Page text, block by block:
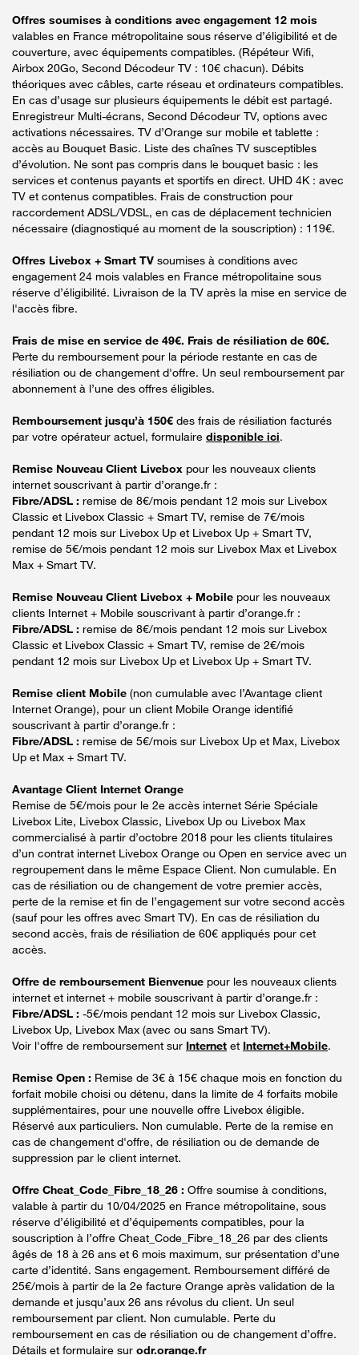
Offres soumises à conditions avec engagement 12 mois
valables en France métropolitaine sous réserve d’éligibilité et de
couverture, avec équipements compatibles. (Répéteur Wifi,
Airbox 20Go, Second Décodeur TV : 10€ chacun). Débits
théoriques avec câbles, carte réseau et ordinateurs compatibles.
En cas d’usage sur plusieurs équipements le débit est partagé.
Enregistreur Multi-écrans, Second Décodeur TV, options avec
activations nécessaires. TV d’Orange sur mobile et tablette :
accès au Bouquet Basic. Liste des chaînes TV susceptibles
d’évolution. Ne sont pas compris dans le bouquet basic : les
services et contenus payants et sportifs en direct. UHD 4K : avec
TV et contenus compatibles. Frais de construction pour
raccordement ADSL/VDSL, en cas de déplacement technicien
nécessaire (diagnostiqué au moment de la souscription) : 119€.
Offres Livebox + Smart TV soumises à conditions avec
engagement 24 mois valables en France métropolitaine sous
réserve d’éligibilité. Livraison de la TV après la mise en service de
l'accès fibre.
Frais de mise en service de 49€. Frais de résiliation de 60€.
Perte du remboursement pour la période restante en cas de
résiliation ou de changement d'offre. Un seul remboursement par
abonnement à l’une des offres éligibles.
Remboursement jusqu’à 150€ des frais de résiliation facturés
par votre opérateur actuel, formulaire disponible ici.
Remise Nouveau Client Livebox pour les nouveaux clients
internet souscrivant à partir d’orange.fr :
Fibre/ADSL : remise de 8€/mois pendant 12 mois sur Livebox
Classic et Livebox Classic + Smart TV, remise de 7€/mois
pendant 12 mois sur Livebox Up et Livebox Up + Smart TV,
remise de 5€/mois pendant 12 mois sur Livebox Max et Livebox
Max + Smart TV.
Remise Nouveau Client Livebox + Mobile pour les nouveaux
clients Internet + Mobile souscrivant à partir d’orange.fr :
Fibre/ADSL : remise de 8€/mois pendant 12 mois sur Livebox
Classic et Livebox Classic + Smart TV, remise de 2€/mois
pendant 12 mois sur Livebox Up et Livebox Up + Smart TV.
Remise client Mobile (non cumulable avec l’Avantage client
Internet Orange), pour un client Mobile Orange identifié
souscrivant à partir d’orange.fr :
Fibre/ADSL : remise de 5€/mois sur Livebox Up et Max, Livebox
Up et Max + Smart TV.
Avantage Client Internet Orange
Remise de 5€/mois pour le 2e accès internet Série Spéciale
Livebox Lite, Livebox Classic, Livebox Up ou Livebox Max
commercialisé à partir d’octobre 2018 pour les clients titulaires
d’un contrat internet Livebox Orange ou Open en service avec un
regroupement dans le même Espace Client. Non cumulable. En
cas de résiliation ou de changement de votre premier accès,
perte de la remise et fin de l’engagement sur votre second accès
(sauf pour les offres avec Smart TV). En cas de résiliation du
second accès, frais de résiliation de 60€ appliqués pour cet
accès.
Offre de remboursement Bienvenue pour les nouveaux clients
internet et internet + mobile souscrivant à partir d’orange.fr :
Fibre/ADSL : -5€/mois pendant 12 mois sur Livebox Classic,
Livebox Up, Livebox Max (avec ou sans Smart TV).
Voir l'offre de remboursement sur Internet et Internet+Mobile.
Remise Open : Remise de 3€ à 15€ chaque mois en fonction du
forfait mobile choisi ou détenu, dans la limite de 4 forfaits mobile
supplémentaires, pour une nouvelle offre Livebox éligible.
Réservé aux particuliers. Non cumulable. Perte de la remise en
cas de changement d'offre, de résiliation ou de demande de
suppression par le client internet.
Offre Cheat_Code_Fibre_18_26 : Offre soumise à conditions,
valable à partir du 10/04/2025 en France métropolitaine, sous
réserve d’éligibilité et d’équipements compatibles, pour la
souscription à l’offre Cheat_Code_Fibre_18_26 par des clients
âgés de 18 à 26 ans et 6 mois maximum, sur présentation d’une
carte d’identité. Sans engagement. Remboursement différé de
25€/mois à partir de la 2e facture Orange après validation de la
demande et jusqu’aux 26 ans révolus du client. Un seul
remboursement par client. Non cumulable. Perte du
remboursement en cas de résiliation ou de changement d’offre.
Détails et formulaire sur odr.orange.fr